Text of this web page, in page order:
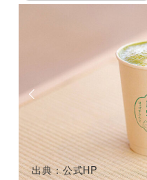
出典：公式HP